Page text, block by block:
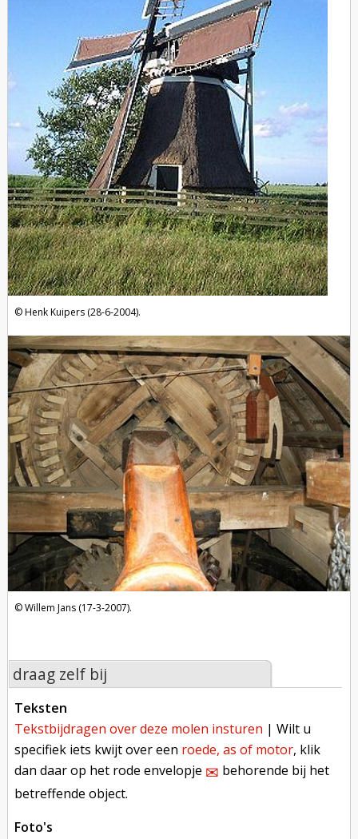
Henk Kuipers (28-6-2004).
Willem Jans (17-3-2007).
draag zelf bij
teksten
tekstbijdragen over deze molen insturen | Wilt u
specifiek iets kwijt over een roede, as of motor, klik
dan daar op het rode envelopje ✉︎ behorende bij het
betreffende object.
foto's